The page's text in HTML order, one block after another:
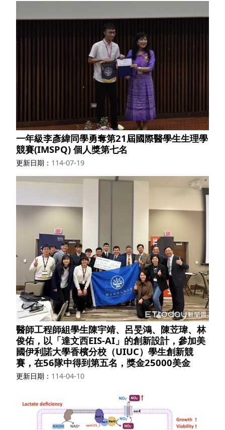
一年級李彥緯同學勇奪第21屆國際醫學生生理學
競賽(IMSPQ) 個人獎第七名
更新日期 114-07-19
醫師工程師組學生陳宇靖、呂旻鴻、陳苙瑋、林
俊佑，以「達文西EIS-AI」的創新設計，參加美
國伊利諾大學香檳分校（UIUC）學生創新競
賽，在56隊中得到第五名，獎金25000美金
更新日期 114-04-10